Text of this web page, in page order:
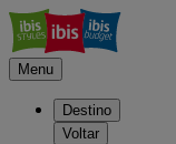
Menu
Destino
Voltar